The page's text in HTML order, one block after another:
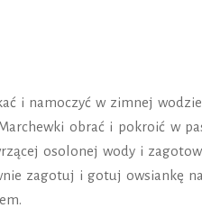
i namoczyć w zimnej
obrać i pokroić w
osolonej wody i
zagotuj i gotuj owsiankę